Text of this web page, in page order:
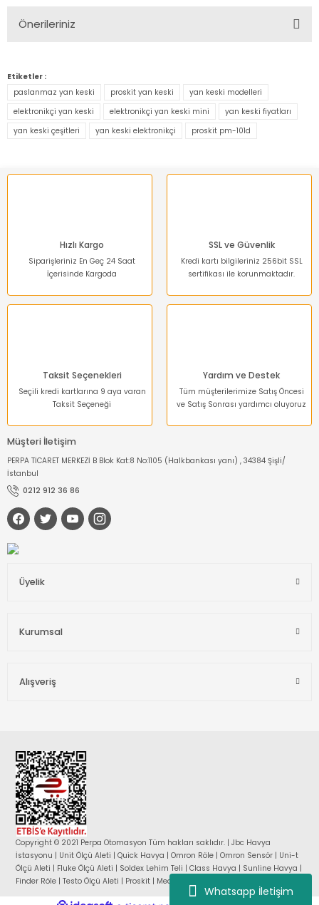
Whatsapp İletişim
Önerileriniz
konularda yetersiz gördüğünüz noktaları öneri formunu
kullanarak tarafımıza iletebilirsiniz.
Görüş ve önerileriniz için teşekkür ederiz.
Ürün resmi kalitesiz, bozuk veya görüntülenemiyor.
Ürün bilgilerinde hatalar bulunuyor.
Etiketler :
paslanmaz yan keski
proskit yan keski
yan keski modelleri
elektronikçi yan keski
elektronikçi yan keski mini
yan keski fiyatları
yan keski çeşitleri
yan keski elektronikçi proskit pm-101d
Hızlı Kargo
Siparişleriniz En Geç 24 Saat
İçerisinde Kargoda
SSL ve Güvenlik
Kredi kartı bilgileriniz 256bit SSL
sertifikası ile korunmaktadır.
Taksit Seçenekleri
Seçili kredi kartlarına 9 aya varan
Taksit Seçeneği
Yardım ve Destek
Tüm müşterilerimize Satış Öncesi
ve Satış Sonrası yardımcı oluyoruz
Müşteri İletişim
PERPA TİCARET MERKEZİ B Blok Kat:8 No:1105 (Halkbankası yanı) , 34384 Şişli/
İstanbul
0212 912 36 86
Üyelik
Kurumsal
Alışveriş
Copyright © 2021 Perpa Otomasyon Tüm hakları saklıdır. | Jbc Havya
İstasyonu | Unit Ölçü Aleti | Quick Havya | Omron Röle | Omron Sensör | Uni-t
Ölçü Aleti | Fluke Ölçü Aleti | Soldex Lehim Teli | Class Havya | Sunline Havya |
Finder Röle | Testo Ölçü Aleti | Proskit | Mean Well Güç Kaynağı |